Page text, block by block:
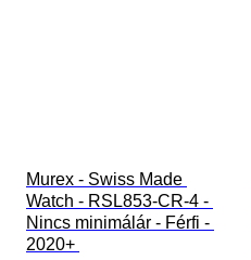
Murex - Swiss Made
Watch - RSL853-CR-4 -
Nincs minimálár - Férfi -
2020+